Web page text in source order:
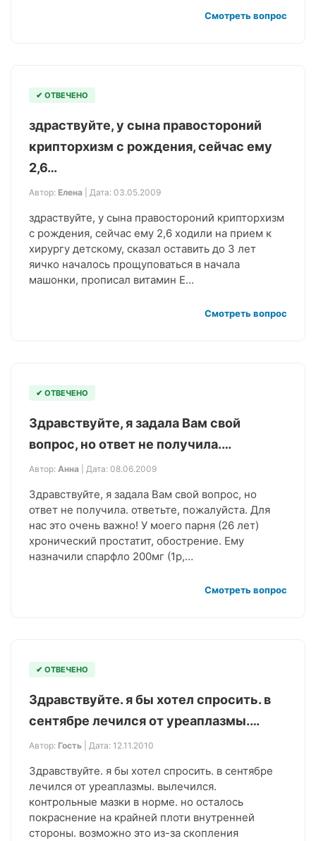
Смотреть вопрос
✔ ОТВЕЧЕНО
здраствуйте, у сына правостороний
крипторхизм с рождения, сейчас ему
2,6…
Автор: Елена | Дата: 03.05.2009
здраствуйте, у сына правостороний крипторхизм
с рождения, сейчас ему 2,6 ходили на прием к
хирургу детскому, сказал оставить до 3 лет
яичко началось прощуповаться в начала
машонки, прописал витамин Е…
Смотреть вопрос
✔ ОТВЕЧЕНО
Здравствуйте, я задала Вам свой
вопрос, но ответ не получила.…
Автор: Анна | Дата: 08.06.2009
Здравствуйте, я задала Вам свой вопрос, но
ответ не получила. ответьте, пожалуйста. Для
нас это очень важно! У моего парня (26 лет)
хронический простатит, обострение. Ему
назначили спарфло 200мг (1р,…
Смотреть вопрос
✔ ОТВЕЧЕНО
Здравствуйте. я бы хотел спросить. в
сентябре лечился от уреаплазмы.…
Автор: Гость | Дата: 12.11.2010
Здравствуйте. я бы хотел спросить. в сентябре
лечился от уреаплазмы. вылечился.
контрольные мазки в норме. но осталось
покраснение на крайней плоти внутренней
стороны. возможно это из-за скопления